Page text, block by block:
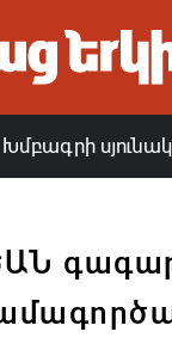
Խմբագրի սյունակ